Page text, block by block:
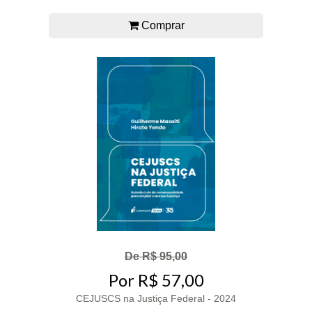
Comprar
De R$ 95,00
Por R$ 57,00
CEJUSCS na Justiça Federal - 2024